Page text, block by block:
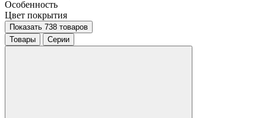
Особенность
Цвет покрытия
Показать 738 товаров
Товары
Серии